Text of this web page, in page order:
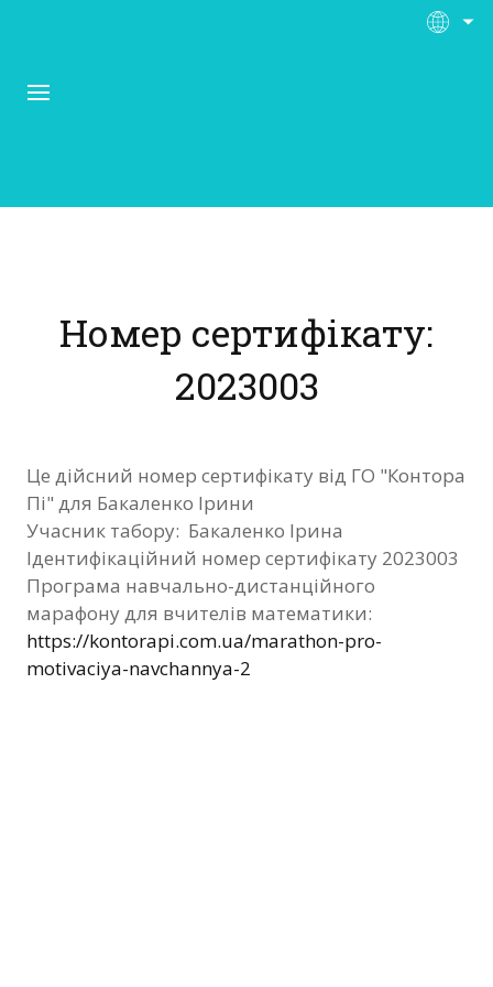
Матеріали
Нас підтримують
Фотозвіт
Видані сертифікати
Контакти
Номер сертифікату:
2023003
Це дійсний номер сертифікату від ГО "Контора
Пі" для Бакаленко Ірини
Учасник табору: Бакаленко Ірина
Ідентифікаційний номер сертифікату 2023003
Програма навчально-дистанційного
марафону для вчителів математики:
https://kontorapi.com.ua/marathon-pro-
motivaciya-navchannya-2